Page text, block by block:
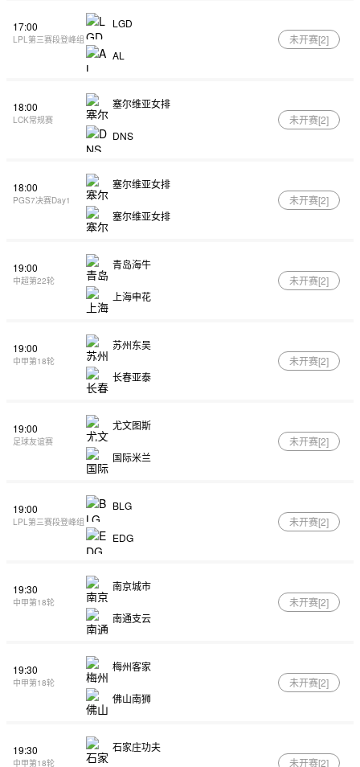
17:00
LPL第三赛段登峰组
LGD
AL
未开赛[2]
18:00
LCK常规赛
塞尔维亚女排
DNS
未开赛[2]
18:00
PGS7决赛Day1
塞尔维亚女排
塞尔维亚女排
未开赛[2]
19:00
中超第22轮
青岛海牛
上海申花
未开赛[2]
19:00
中甲第18轮
苏州东吴
长春亚泰
未开赛[2]
19:00
足球友谊赛
尤文图斯
国际米兰
未开赛[2]
19:00
LPL第三赛段登峰组
BLG
EDG
未开赛[2]
19:30
中甲第18轮
南京城市
南通支云
未开赛[2]
19:30
中甲第18轮
梅州客家
佛山南狮
未开赛[2]
19:30
中甲第18轮
石家庄功夫
未开赛[2]